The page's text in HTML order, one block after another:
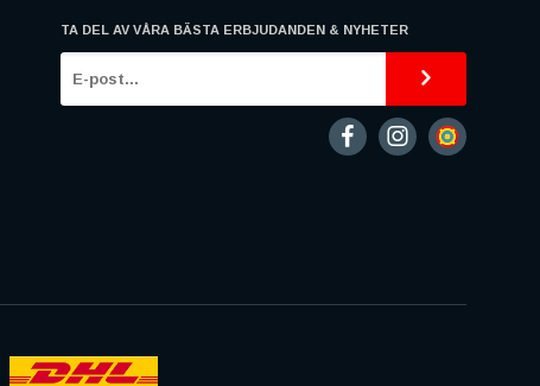
TA DEL AV VÅRA BÄSTA ERBJUDANDEN & NYHETER